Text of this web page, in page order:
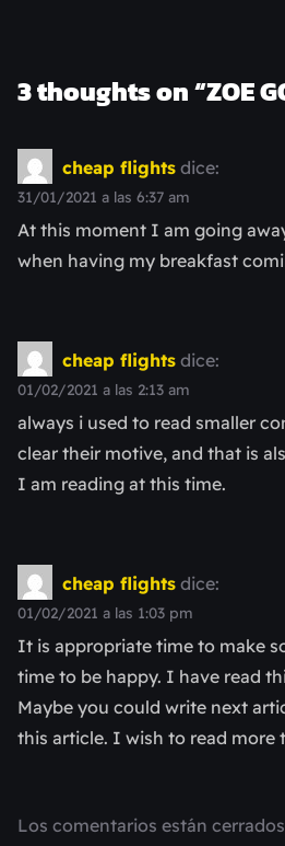
3 thoughts on “ZOE
cheap flights dice:
31/01/2021 a las 6:37 am
At this moment I am going
when having my breakfast
cheap flights dice:
01/02/2021 a las 2:13 am
always i used to read smaller
clear their motive, and that is
I am reading at this time.
cheap flights dice:
01/02/2021 a las 1:03 pm
It is appropriate time to make
time to be happy. I have read
Maybe you could write next
this article. I wish to read more
Los comentarios están